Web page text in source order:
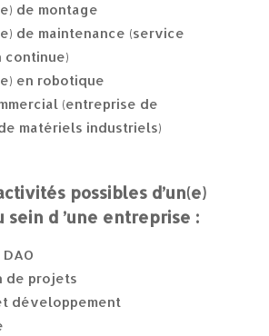
de montage
de maintenance (service
continue)
en robotique
(entreprise de
matériels industriels)
possibles d’un(e)
sein d ’une entreprise :
de projets
développement